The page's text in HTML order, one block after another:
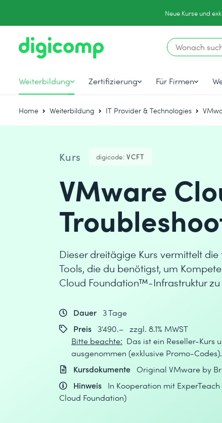
Neue Kurse und
Weiterbildung Zertifizierung Für Firmen
Home Weiterbildung IT Provider & Technologies
Kurs digicode: VCFT
VMware
Dieser dreitägige Kurs vermittelt
Tools, die du benötigst, um
Cloud Foundation™-Infrastruktur zu
Dauer 3 Tage
Preis 3'490.– zzgl. 8.1% MWST
Bitte beachte: Das ist ein Reseller-Kurs
ausgenommen (exklusive Promo-Codes).
Kursdokumente Original VMware by
Hinweis
In Kooperation mit
Cloud Foundation)